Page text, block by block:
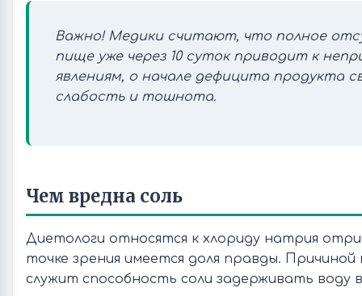
Важно! Медики считают, что полное
пище уже через 10 суток приводит к
явлениям, о начале дефицита продукта
слабость и тошнота.
Чем вредна соль
Диетологи относятся к хлориду натрия
точке зрения имеется доля правды.
служит способность соли задерживать воду